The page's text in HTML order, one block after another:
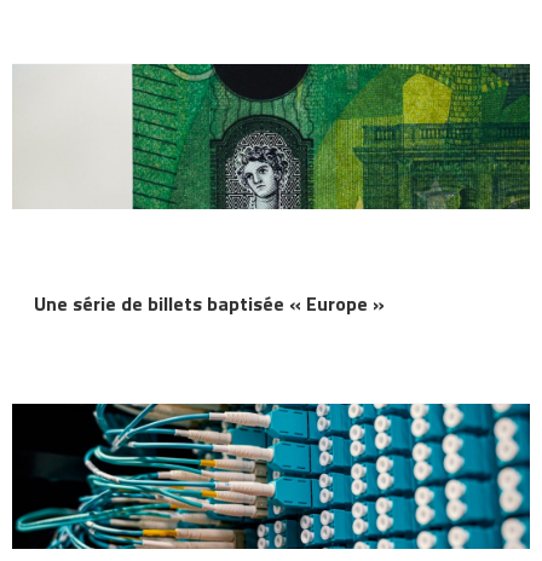
Une série de billets baptisée « Europe »